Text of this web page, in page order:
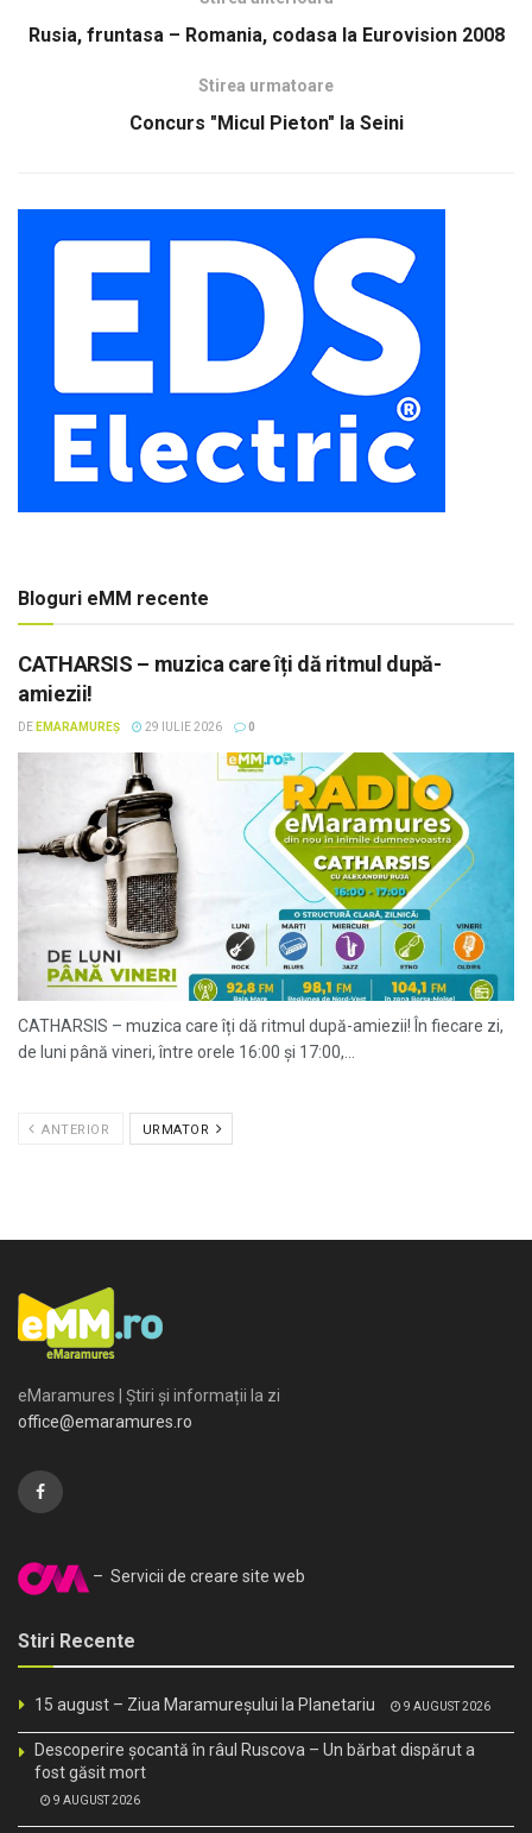
Rusia, fruntasa – Romania, codasa la Eurovision 2008
Stirea urmatoare
Concurs "Micul Pieton" la Seini
Bloguri eMM recente
CATHARSIS – muzica care îți dă ritmul după-
amiezii!
DE EMARAMUREȘ 29 IULIE 2026 0
CATHARSIS – muzica care îți dă ritmul după-amiezii! În fiecare zi,
de luni până vineri, între orele 16:00 și 17:00,...
ANTERIOR URMATOR
eMaramures | Știri și informații la zi
office@emaramures.ro
– Servicii de creare site web
Stiri Recente
15 august – Ziua Maramureșului la Planetariu 9 AUGUST 2026
Descoperire șocantă în râul Ruscova – Un bărbat dispărut a
fost găsit mort
9 AUGUST 2026